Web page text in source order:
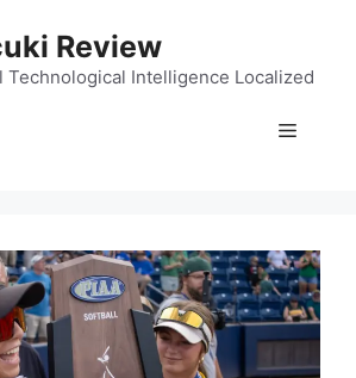
Review
Technological Intelligence Localized
Menu